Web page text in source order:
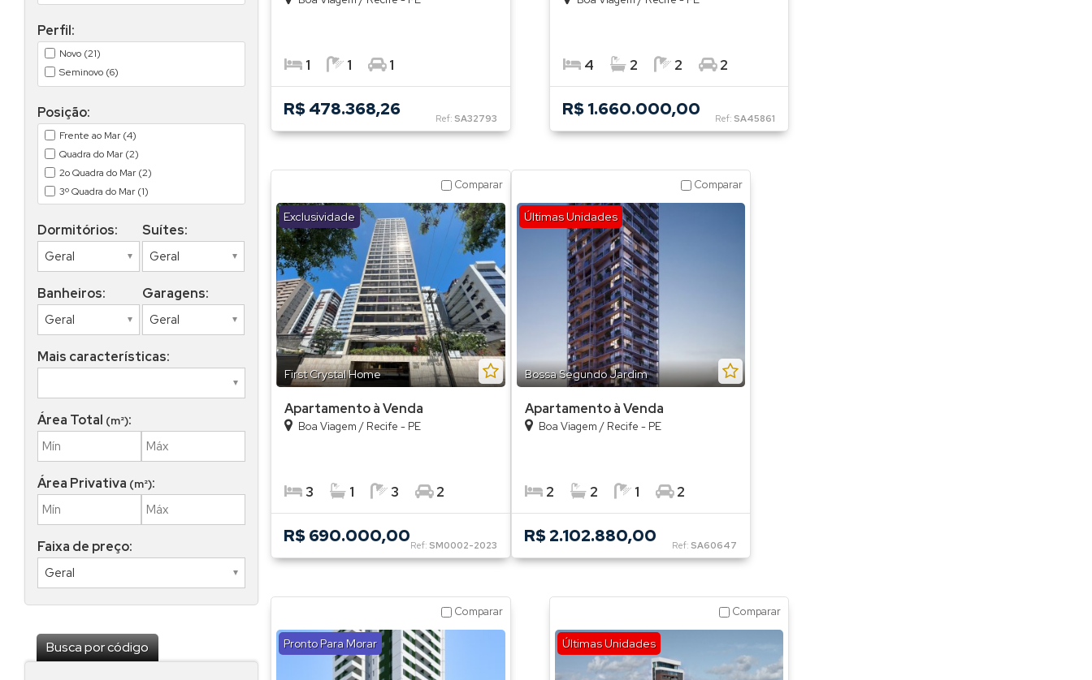
Ref: SA32793
R$ 478.368,26
1 1 1
Ref:SA45861
R$ 1.660.000,00
4 2 2 2
Comparar
Exclusividade
First Crystal Home
Apartamento à Venda
Boa Viagem / Recife - PE
Ref: SM0002-2023
R$ 690.000,00
3 1 3 2
Comparar
Últimas Unidades
Bossa Segundo Jardim
Apartamento à Venda
Boa Viagem / Recife - PE
Ref:SA60647
R$ 2.102.880,00
2 2 1 2
Comparar
Pronto Para Morar
Comparar
Últimas Unidades
Cordeiro (2)
Encruzilhada (3)
Espinheiro (3)
Graças (8)
Ilha do Retiro (2)
Iputinga (1)
Jardim São Paulo (1)
Madalena (11)
Monteiro (1)
Parnamirim (6)
Pina (6)
Prado (1)
Recife (1)
Rosarinho (4)
Tamarineira (3)
Torre (4)
Torreão (2)
Várzea (1)
Perfil:
Novo (21)
Seminovo (6)
Posição:
Frente ao Mar (4)
Quadra do Mar (2)
2o Quadra do Mar (2)
3º Quadra do Mar (1)
Dormitórios: Suítes:
Banheiros: Garagens:
Mais características:
Área Total (m²):
Área Privativa (m²):
Faixa de preço:
Busca por código